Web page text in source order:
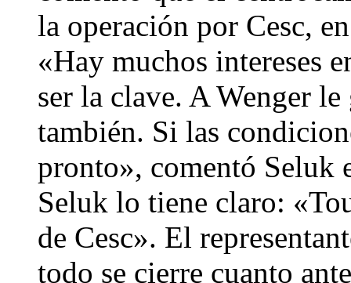
la operación por Cesc,
«Hay muchos intereses
ser la clave. A Wenger
también. Si las
pronto», comentó Seluk
Seluk lo tiene claro:
de Cesc». El
todo se cierre cuanto